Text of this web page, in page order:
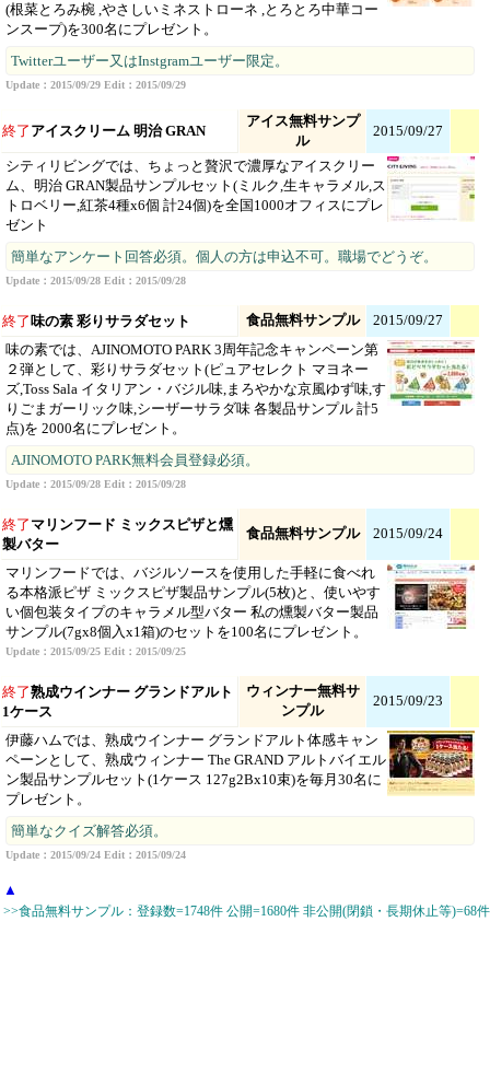
(根菜とろみ椀 ,やさしいミネストローネ ,とろとろ中華コー
ンスープ)を300名にプレゼント。
Twitterユーザー又はInstgramユーザー限定。
Update：2015/09/29 Edit：2015/09/29
終了 アイスクリーム 明治 GRAN
アイス無料サンプ
ル
2015/09/27
シティリビングでは、ちょっと贅沢で濃厚なアイスクリー
ム、明治 GRAN製品サンプルセット(ミルク,生キャラメル,ス
トロベリー,紅茶4種x6個 計24個)を全国1000オフィスにプレ
ゼント
簡単なアンケート回答必須。個人の方は申込不可。職場でどうぞ。
Update：2015/09/28 Edit：2015/09/28
終了味の素 彩りサラダセット 食品無料サンプル
2015/09/27
味の素では、AJINOMOTO PARK 3周年記念キャンペーン第
２弾として、彩りサラダセット(ピュアセレクト マヨネー
ズ,Toss Sala イタリアン・バジル味,まろやかな京風ゆず味,す
りごまガーリック味,シーザーサラダ味 各製品サンプル 計5
点)を 2000名にプレゼント。
AJINOMOTO PARK無料会員登録必須。
Update：2015/09/28 Edit：2015/09/28
終了 マリンフード ミックスピザと燻
製バター
食品無料サンプル 2015/09/24
マリンフードでは、バジルソースを使用した手軽に食べれ
る本格派ピザ ミックスピザ製品サンプル(5枚)と、使いやす
い個包装タイプのキャラメル型バター 私の燻製バター製品
サンプル(7gx8個入x1箱)のセットを100名にプレゼント。
Update：2015/09/25 Edit：2015/09/25
終了熟成ウインナー グランドアルト
1ケース
ウィンナー無料サ
ンプル
2015/09/23
伊藤ハムでは、熟成ウインナー グランドアルト体感キャン
ペーンとして、熟成ウィンナー The GRAND アルトバイエル
ン製品サンプルセット(1ケース 127g2Bx10束)を毎月30名に
プレゼント。
簡単なクイズ解答必須。
Update：2015/09/24 Edit：2015/09/24
▲
>>食品無料サンプル：登録数=1748件 公開=1680件 非公開(閉鎖・長期休止等)=68件